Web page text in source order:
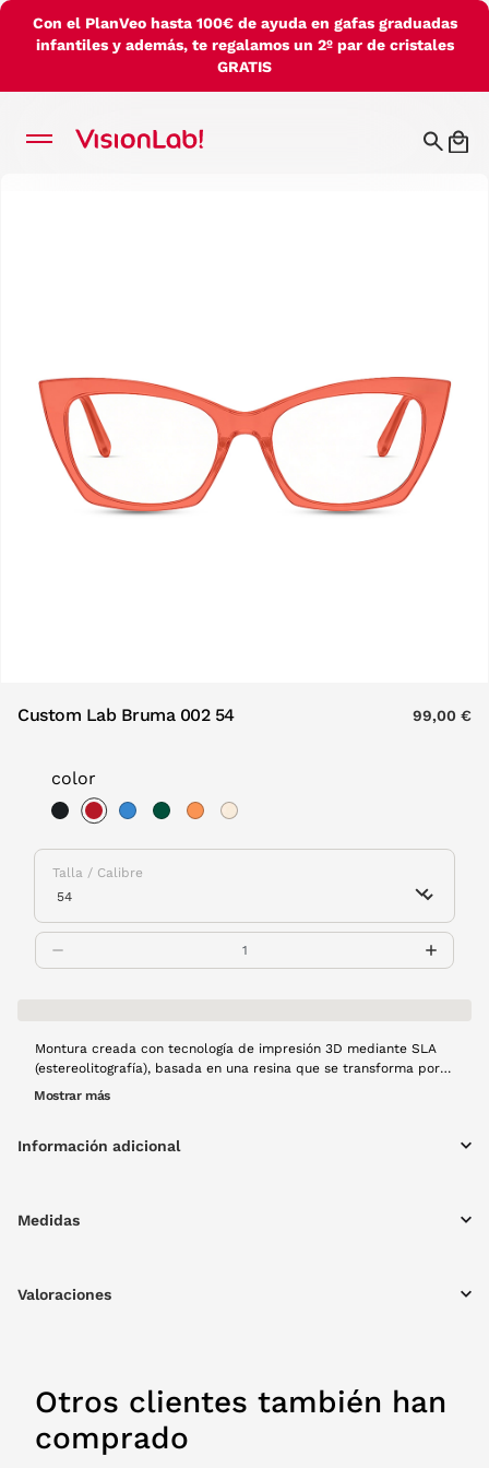
Con el PlanVeo hasta 100€ de ayuda en gafas graduadas
infantiles y además, te regalamos un 2º par de cristales
GRATIS
Custom Lab Bruma 002 54 99,00 €
color
Talla / Calibre
Montura creada con tecnología de impresión 3D mediante SLA
(estereolitografía), basada en una resina que se transforma por
acción de la luz en una montura estética premium con acabado
fabrica lo que se consume. Modelo Bruma en color negro, forma
Mostrar más
Información adicional
Medidas
Valoraciones
Otros clientes también han
comprado